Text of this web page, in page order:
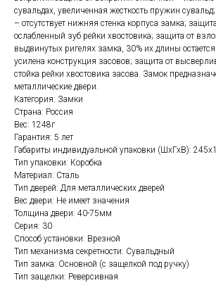
сувальдах, увеличенная жесткость пружин
– отсутствует нижняя стенка корпуса замка;
ослабленный зуб рейки хвостовика; защита от
выдвинутых ригелях замка, 30% их длины
усилена конструкция засовов; защита от
стойка рейки хвостовика засова. Замок
металлические двери.
Категория: Замки
Страна: Россия
Вес: 1248г
Гарантия: 5 лет
Габариты индивидуальной упаковки (ШхГхВ):
Тип упаковки: Коробка
Материал: Сталь
Тип дверей: Для металлических дверей
Вес двери: Не имеет значения
Толщина двери: 40-75мм
Серия: 30
Способ установки: Врезной
Тип механизма секретности: Сувальдный
Тип замка: Основной (с защелкой под ручку)
Тип защелки: Реверсивная